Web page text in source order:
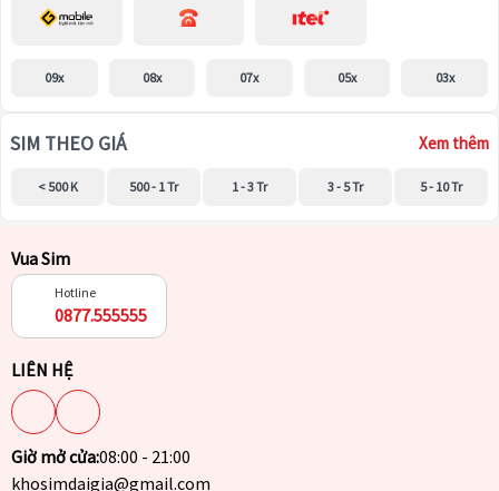
09x 08x 07x 05x 03x
SIM THEO GIÁ Xem thêm
< 500 K 500 - 1 Tr 1 - 3 Tr 3 - 5 Tr 5 - 10 Tr
Vua Sim
Hotline
0877.555555
LIÊN HỆ
Giờ mở cửa:08:00 - 21:00
khosimdaigia@gmail.com